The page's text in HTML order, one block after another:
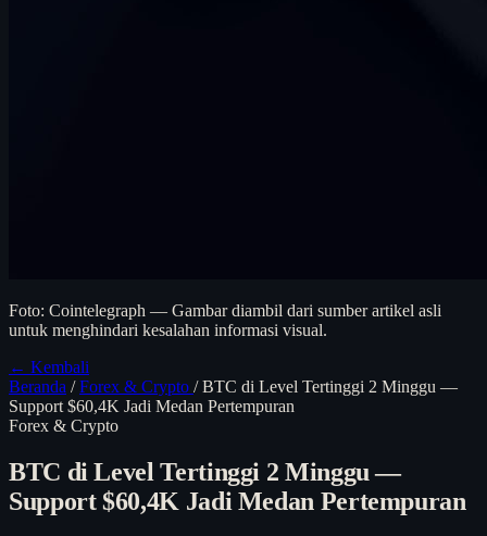
Foto: Cointelegraph — Gambar diambil dari sumber artikel asli
untuk menghindari kesalahan informasi visual.
← Kembali
Beranda / Forex & Crypto / BTC di Level Tertinggi 2 Minggu —
Support $60,4K Jadi Medan Pertempuran
Forex & Crypto
BTC di Level Tertinggi 2 Minggu —
Support $60,4K Jadi Medan Pertempuran